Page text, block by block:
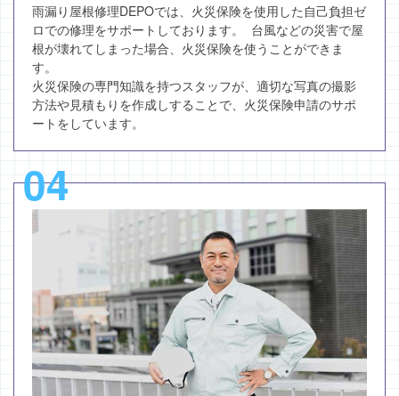
雨漏り屋根修理DEPOでは、火災保険を使用した自己負担ゼ
ロでの修理をサポートしております。 台風などの災害で屋
根が壊れてしまった場合、火災保険を使うことができま
す。
火災保険の専門知識を持つスタッフが、適切な写真の撮影
方法や見積もりを作成しすることで、火災保険申請のサポ
ートをしています。
04